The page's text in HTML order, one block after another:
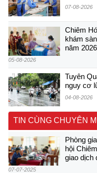
07-08-2026
Chiêm
khám
năm 2026
05-08-2026
Tuyên
nguy cơ
04-08-2026
TIN CÙNG CHUYÊN
Phòng
hội
giao dịch
07-07-2025